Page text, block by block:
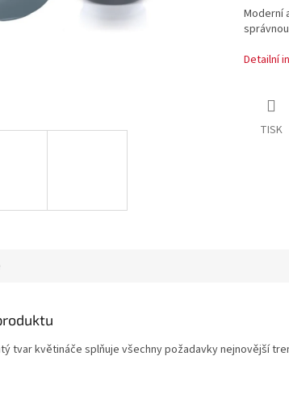
Moderní
Detailní
TISK
tvar květináče splňuje všechny požadavky nejnovější